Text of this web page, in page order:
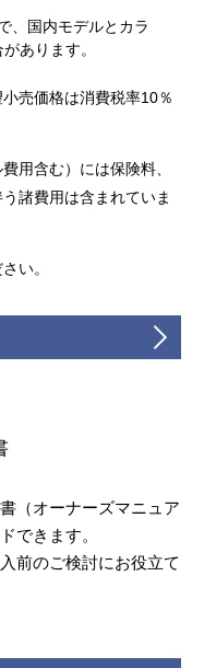
、国内モデルとカラ
あります。
売価格は消費税率10％
用含む）には保険料、
諸費用は含まれていま
い。
（オーナーズマニュア
できます。
前のご検討にお役立て